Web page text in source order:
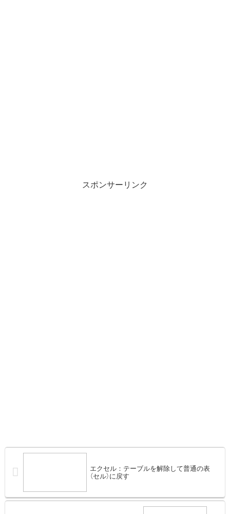
スポンサーリンク
エクセル：テーブルを解除して普通の表
（セル）に戻す